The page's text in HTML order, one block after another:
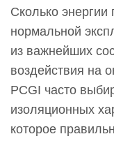
на
использование
панелей
PCGI?
Сколько энергии
нормальной
из важнейших
воздействия на
PCGI часто
изоляционных
которое